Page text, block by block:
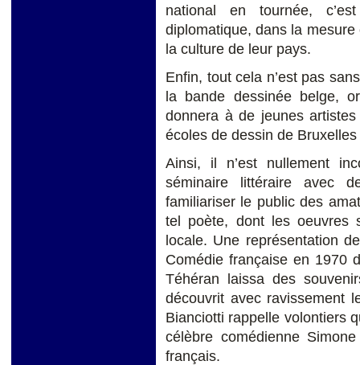
national en tournée,
diplomatique, dans la
la culture de leur pays.
Enfin, tout cela n’est pas
la bande dessinée belge,
donnera à de jeunes artistes
écoles de dessin de
Ainsi, il n’est nullement
séminaire littéraire avec
familiariser le public des
tel poète, dont les oeuvres
locale. Une représentation
Comédie française en 1970
Téhéran laissa des
découvrit avec ravissement
Bianciotti rappelle volontiers
célèbre comédienne
français.